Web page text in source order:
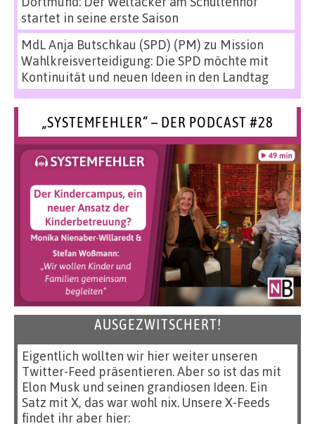
startet in seine erste Saison
MdL Anja Butschkau (SPD) (PM) zu Mission
Wahlkreisverteidigung: Die SPD möchte mit
Kontinuität und neuen Ideen in den Landtag
„SYSTEMFEHLER“ – DER PODCAST #28
AUSGEZWITSCHERT!
Eigentlich wollten wir hier weiter unseren
Twitter-Feed präsentieren. Aber so ist das mit
Elon Musk und seinen grandiosen Ideen. Ein
Satz mit X, das war wohl nix. Unsere X-Feeds
findet ihr aber hier: